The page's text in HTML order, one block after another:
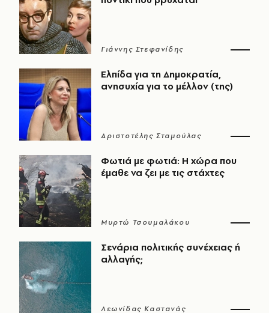
Γιάννης Στεφανίδης
Ελπίδα για τη Δημοκρατία,
ανησυχία για το μέλλον (της)
Αριστοτέλης Σταμούλας
Φωτιά με φωτιά: Η χώρα που
έμαθε να ζει με τις στάχτες
Μυρτώ Τσουμαλάκου
Σενάρια πολιτικής συνέχειας ή
αλλαγής;
Λεωνίδας Καστανάς